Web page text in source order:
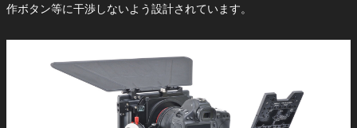
作ボタン等に干渉しないよう設計されています。